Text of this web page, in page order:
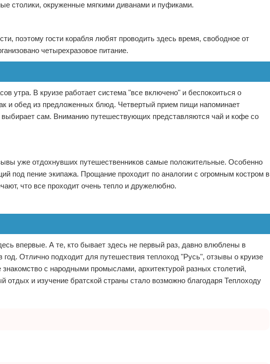
столики, окруженные мягкими диванами и пуфиками.
поэтому гости корабля любят проводить здесь время, свободное от
четырехразовое питание.
утра. В круизе работает система "все включено" и беспокоиться о
и обед из предложенных блюд. Четвертый прием пищи напоминает
выбирает сам. Вниманию путешествующих представляются чай и кофе со
уже отдохнувших путешественников самые положительные. Особенно
под пение экипажа. Прощание проходит по аналогии с огромным костром в
что все проходит очень тепло и дружелюбно.
впервые. А те, кто бывает здесь не первый раз, давно влюблены в
Отлично подходит для путешествия теплоход "Русь", отзывы о круизе
с народными промыслами, архитектурой разных столетий,
и изучение братской страны стало возможно благодаря Теплоходу